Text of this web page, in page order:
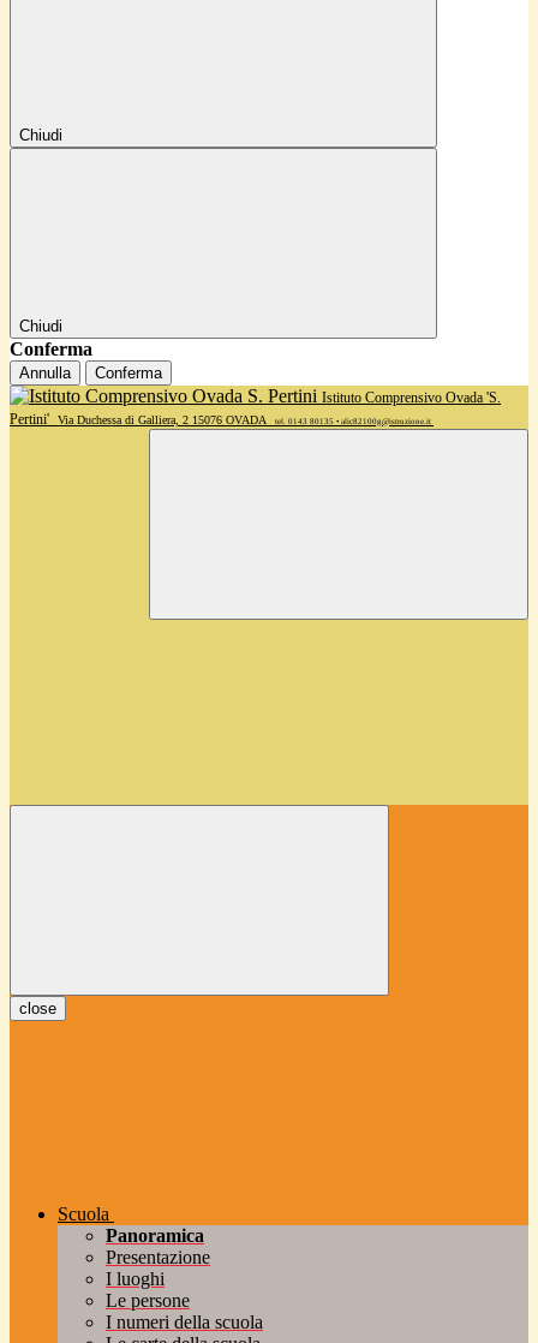
Chiudi
Chiudi
Conferma
Annulla Conferma
Istituto Comprensivo Ovada 'S.
Pertini'
Via Duchessa di Galliera, 2 15076 OVADA tel. 0143 80135 • alic82100g@istruzione.it
close
Scuola
Panoramica
Presentazione
I luoghi
Le persone
I numeri della scuola